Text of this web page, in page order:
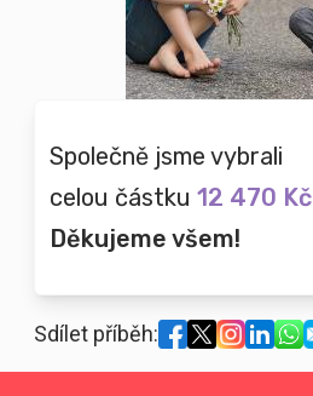
Společně jsme vybrali
celou částku 12 470 Kč
Děkujeme všem!
Sdílet příběh: